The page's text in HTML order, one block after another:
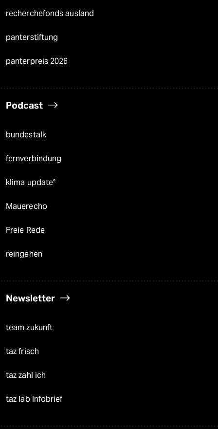
recherchefonds ausland
panterstiftung
panterpreis 2026
Podcast
bundestalk
fernverbindung
klima update°
Mauerecho
Freie Rede
reingehen
Newsletter
team zukunft
taz frisch
taz zahl ich
taz lab Infobrief